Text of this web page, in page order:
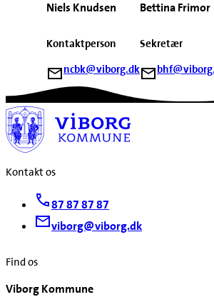
Niels Knudsen
Kontaktperson
ncbk@viborg.dk
Bettina Frimor
Sekretær
Kontakt os
87 87 87 87
viborg@viborg.dk
Find os
Viborg Kommune